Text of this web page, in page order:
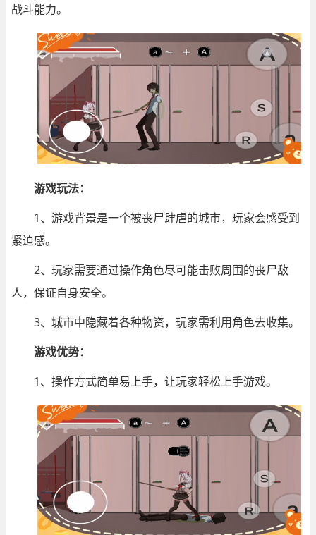
战斗能力。
游戏玩法：
1、游戏背景是一个被丧尸肆虐的城市，玩家会感受到
紧迫感。
2、玩家需要通过操作角色尽可能击败周围的丧尸敌
人，保证自身安全。
3、城市中隐藏着各种物资，玩家需利用角色去收集。
游戏优势：
1、操作方式简单易上手，让玩家轻松上手游戏。